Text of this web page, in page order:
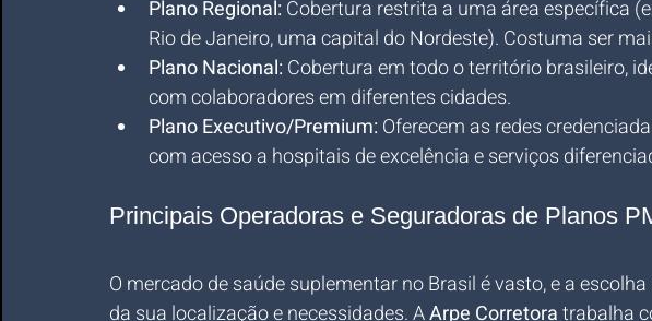
Plano Regional: Cobertura restrita a uma área específica
Rio de Janeiro, uma capital do Nordeste). Costuma ser
Plano Nacional: Cobertura em todo o território brasileiro,
com colaboradores em diferentes cidades.
Plano Executivo/Premium: Oferecem as redes
com acesso a hospitais de excelência e serviços
Principais Operadoras e Seguradoras de Planos
O mercado de saúde suplementar no Brasil é vasto, e a
da sua localização e necessidades. A Arpe Corretora trabalha